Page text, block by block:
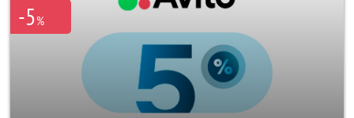
-5%